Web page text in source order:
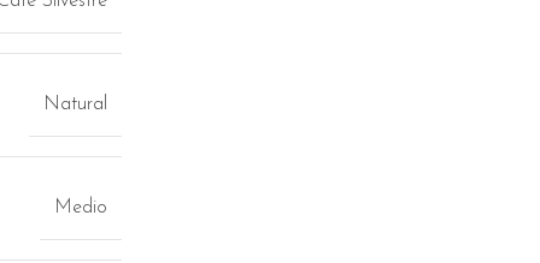
Natural
Medio